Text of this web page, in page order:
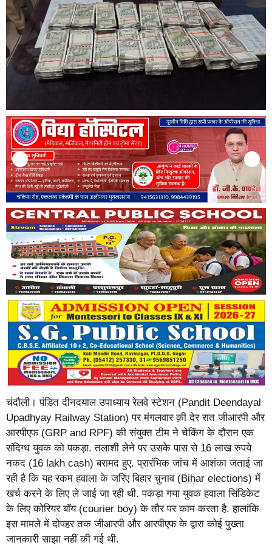
चंदौली। पंडित दीनदयाल उपाध्याय रेलवे स्टेशन (Pandit Deendayal
Upadhyay Railway Station) पर मंगलवार क़ी देर रात जीआरपी और
आरपीएफ (GRP and RPF) की संयुक्त टीम ने चेकिंग के दौरान एक
संदिग्ध युवक को पकड़ा. तलाशी लेने पर उसके पास से 16 लाख रुपये
नकद (16 lakh cash) बरामद हुए. प्रारंभिक जांच में आशंका जताई जा
रही है कि यह रकम हवाला के जरिए बिहार चुनाव (Bihar elections) में
खर्च करने के लिए ले जाई जा रही थी. पकड़ा गया युवक हवाला सिंडिकेट
के लिए कोरियर बॉय (courier boy) के तौर पर काम करता है. हालांकि
इस मामले में दोपहर तक जीआरपी और आरपीएफ के द्वारा कोई पुख्ता
जानकारी साझा नहीं की गई थी.